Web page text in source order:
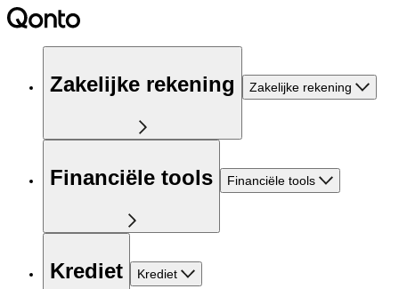
Zakelijke rekening Zakelijke rekening
Financiële tools Financiële tools
Krediet Krediet